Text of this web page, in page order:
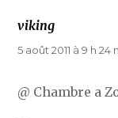
viking
5 août 2011 à 9 h 24
@ Chambre a